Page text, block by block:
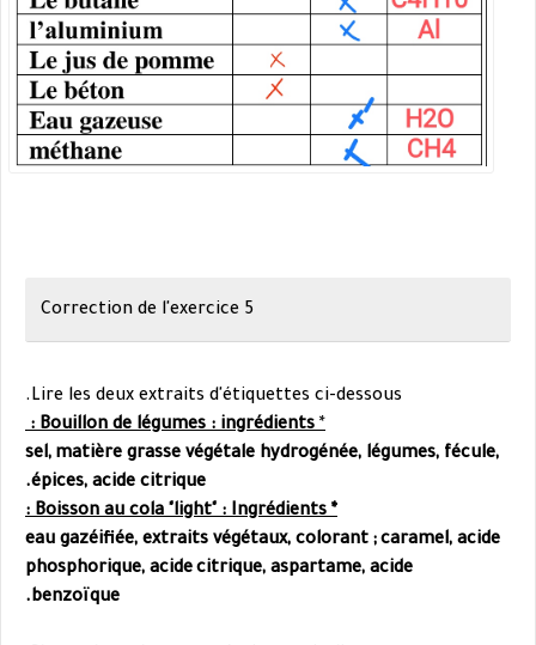
Correction de l'exercice 5
Lire les deux extraits d'étiquettes ci-dessous.
*
Bouillon de légumes : ingrédients :
sel, matière grasse végétale hydrogénée, légumes, fécule,
épices, acide citrique.
* Boisson au cola "light" : Ingrédients :
eau gazéifiée, extraits végétaux, colorant ;caramel, acide
phosphorique, acidecitrique, aspartame, acide
benzoïque.